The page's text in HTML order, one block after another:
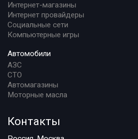
Интернет-магазины
Интернет провайдеры
Социальные сети
Компьютерные игры
Автомобили
АЗС
СТО
Автомагазины
Моторные масла
Контакты